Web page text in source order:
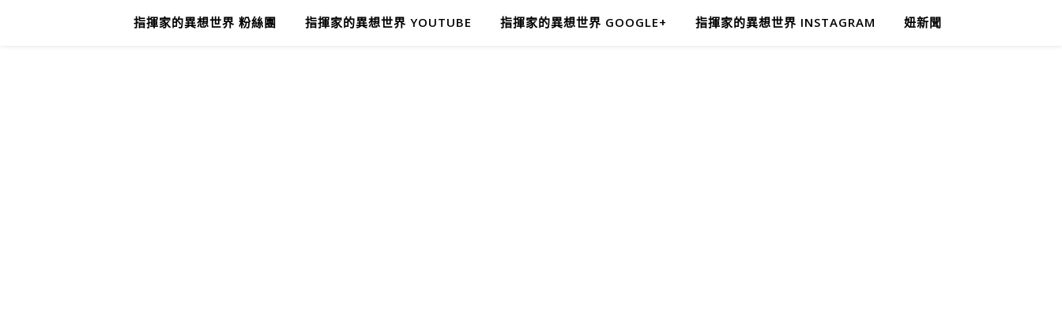
指揮家的異想世界 粉絲團 指揮家的異想世界 YOUTUBE 指揮家的異想世界 GOOGLE+ 指揮家的異想世界 INSTAGRAM 妞新聞